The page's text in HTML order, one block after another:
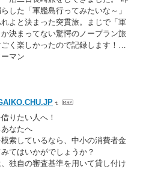
した「軍艦島行ってみたいな～」
よと決まった突貫旅。まじで「軍
決まってない驚愕のノープラン旅
く楽しかったので記録します！…
マン
りたい人へ！
なたへ
索しているなら、中小の消費者金
てはいかがでしょうか？
独自の審査基準を用いて貸し付け